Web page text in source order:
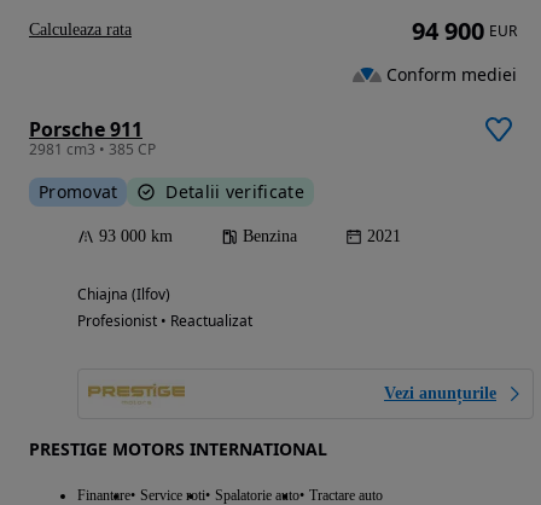
Porsche 911
2981 cm3 • 385 CP
Promovat Detalii verificate
93 000 km Benzina 2021
Chiajna (Ilfov)
Profesionist • Reactualizat
Vezi anunțurile
PRESTIGE MOTORS INTERNATIONAL
Finantare Service roti Spalatorie auto Tractare auto
94 900 EUR
Conform mediei
Calculeaza rata